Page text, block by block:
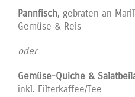
Pannfisch, gebraten an
Gemüse & Reis
oder
Gemüse-Quiche &
inkl. Filterkaffee/Tee